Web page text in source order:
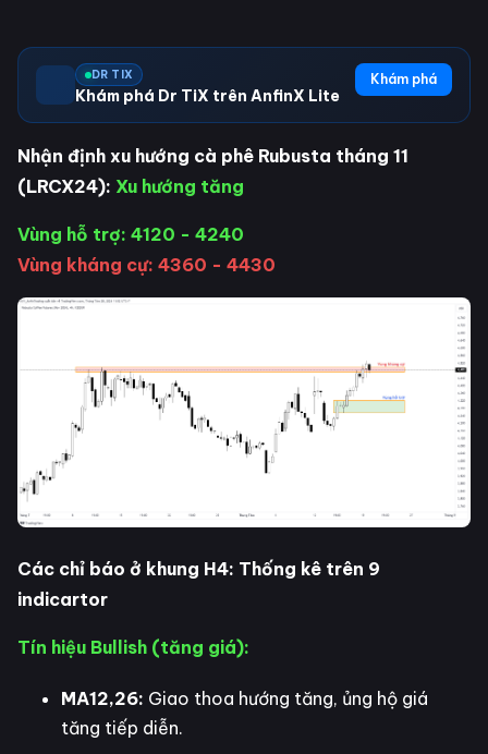
DR TIX
Khám phá Dr TiX trên AnfinX Lite
Khám phá
Nhận định xu hướng cà phê Rubusta tháng 11
(LRCX24): Xu hướng tăng
Vùng hỗ trợ: 4120 - 4240
Vùng kháng cự: 4360 - 4430
Các chỉ báo ở khung H4: Thống kê trên 9
indicartor
Tín hiệu Bullish (tăng giá):
MA12,26: Giao thoa hướng tăng, ủng hộ giá
tăng tiếp diễn.